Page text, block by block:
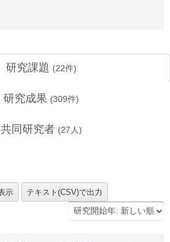
研究課題 (22件)
研究成果 (309件)
共同研究者 (27 人)